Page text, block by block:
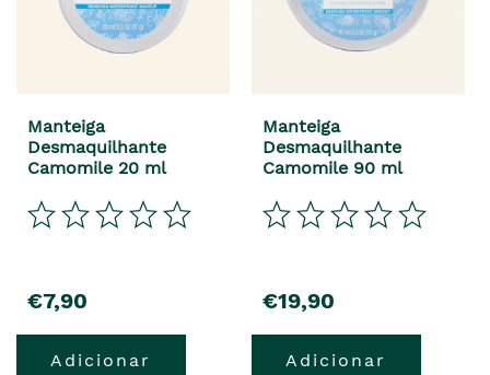
Manteiga
Desmaquilhante
Camomile 20 ml
precio
€7,90
Adicionar
Manteiga
Desmaquilhante
Camomile 90 ml
precio
€19,90
Adicionar